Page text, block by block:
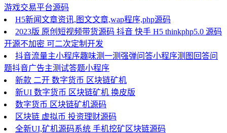
游戏交易平台源码
H5新闻文章资讯,图文文章,wap程序,php源码
2023版 原创短视频带货源码 抖音 快手 H5 thinkphp5.0 源码
开源不加密 可二次定制开发
抖音流量主小程序趣味测一测强弹问答小程序测图回答问
题抖音广告主测试答题小程序
新款 二开 数字货币 区块链矿机
新UI 数字货币 区块链矿机 换皮版
数字货币 区块链矿机源码
区块链 虚拟币 投资理财源码
全新UI,矿机源码系统 手机挖矿区块链源码